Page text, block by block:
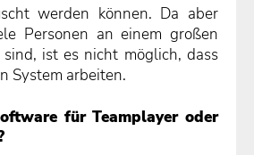
werden können. Da aber
Personen an einem großen
ist es nicht möglich, dass
System arbeiten.
für Teamplayer oder